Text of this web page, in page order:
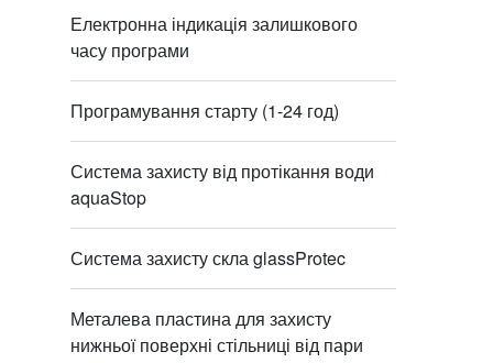
Електронна індикація залишкового
часу програми
Програмування старту (1-24 год)
Система захисту від протікання води
aquaStop
Система захисту скла glassProtec
Металева пластина для захисту
нижньої поверхні стільниці від пари